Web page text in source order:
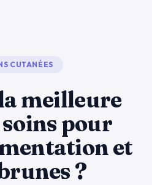
CUTANÉES
meilleure
pour
et
?